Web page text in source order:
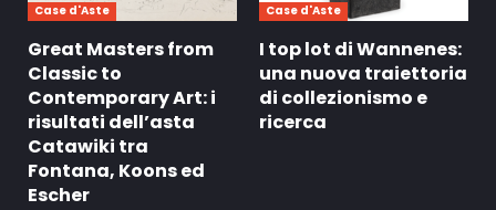
Case d'Aste
Great Masters from
Classic to
Contemporary Art: i
risultati dell’asta
Catawiki tra
Fontana, Koons ed
Escher
Case d'Aste
I top lot di Wannenes:
una nuova traiettoria
di collezionismo e
ricerca